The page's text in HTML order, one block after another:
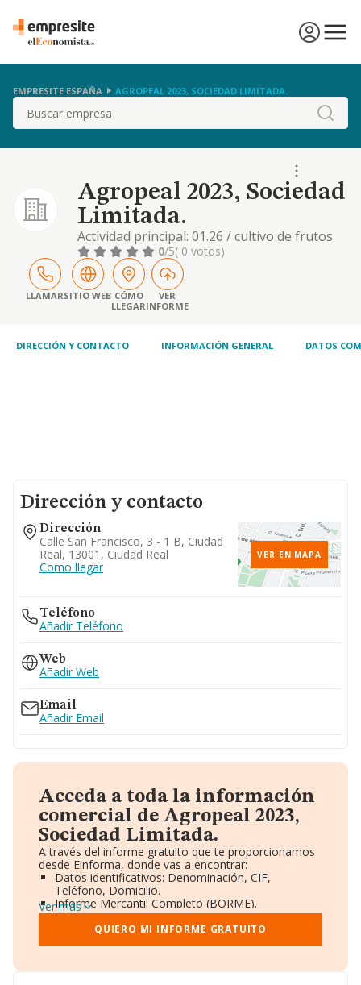
EMPRESITE ESPAÑA AGROPEAL 2023, SOCIEDAD LIMITADA.
Buscar
Agropeal 2023, Sociedad
Limitada.
Actividad principal: 01.26 / cultivo de frutos
oleaginososotras actividades: 01.25 / cultivo
de otros árboles y arbustos frutales y frutos
secos, 01.11 / cultivo de cereales (excepto
arroz), leguminosas y semillas oleaginosas,
01.21 / cultivo de la vid
0/5( 0 votos)
LLAMARSITIO WEB CÓMO
LLEGAR
VER
INFORME
DIRECCIÓN Y CONTACTO INFORMACIÓN GENERAL DATOS
Dirección y contacto
Dirección
Calle San Francisco, 3 - 1 B, Ciudad
Real, 13001, Ciudad Real
Como llegar
VER EN MAPA
Teléfono
Añadir Teléfono
Web
Añadir Web
Email
Añadir Email
Acceda a toda la información
comercial de Agropeal 2023,
Sociedad Limitada.
A través del informe gratuito que te proporcionamos
desde Einforma, donde vas a encontrar:
Datos identificativos: Denominación, CIF,
Teléfono, Domicilio.
Informe Mercantil Completo (BORME).
Gráficos de Evolución Ventas y Empleados.
Consejo de Administración y Administradores.
Directivos y Ejecutivos.
Ver más
QUIERO MI INFORME GRATUITO